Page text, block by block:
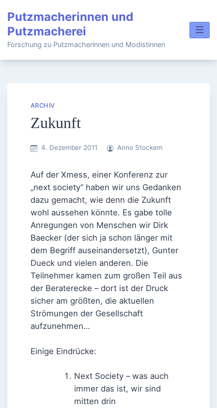
content
Putzmacherinnen und
Putzmacherei
Forschung zu Putzmacherinnen und Modistinnen
ARCHIV
Zukunft
4. Dezember 2011 Anno Stockem
Auf der Xmess, einer Konferenz zur
„next society“ haben wir uns Gedanken
dazu gemacht, wie denn die Zukunft
wohl aussehen könnte. Es gabe tolle
Anregungen von Menschen wir Dirk
Baecker (der sich ja schon länger mit
dem Begriff auseinandersetzt), Gunter
Dueck und vielen anderen. Die
Teilnehmer kamen zum großen Teil aus
der Beraterecke – dort ist der Druck
sicher am größten, die aktuellen
Strömungen der Gesellschaft
aufzunehmen…
Einige Eindrücke:
Next Society – was auch
immer das ist, wir sind
mitten drin